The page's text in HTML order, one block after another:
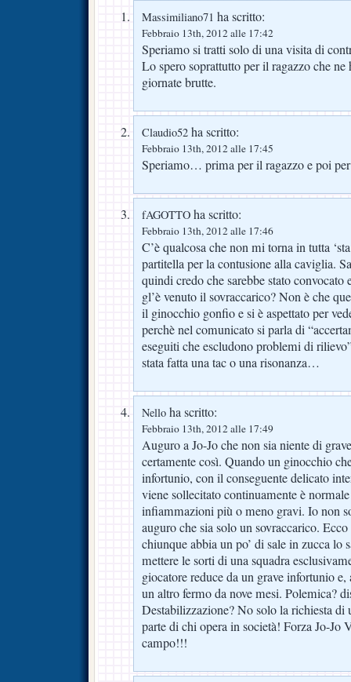
Massimiliano71 ha scritto:
Febbraio 13th, 2012 alle 17:42
Speriamo si tratti solo di una visita di
Lo spero soprattutto per il ragazzo che ne
giornate brutte.
Claudio52 ha scritto:
Febbraio 13th, 2012 alle 17:45
Speriamo… prima per il ragazzo e poi
fAGOTTO ha scritto:
Febbraio 13th, 2012 alle 17:46
C’è qualcosa che non mi torna in tutta
partitella per la contusione alla caviglia.
quindi credo che sarebbe stato convocato
gl’è venuto il sovraccarico? Non è che
il ginocchio gonfio e si è aspettato per
perchè nel comunicato si parla di
eseguiti che escludono problemi di
stata fatta una tac o una risonanza…
Nello ha scritto:
Febbraio 13th, 2012 alle 17:49
Auguro a Jo-Jo che non sia niente di
certamente così. Quando un ginocchio
infortunio, con il conseguente delicato
viene sollecitato continuamente è
infiammazioni più o meno gravi. Io non
auguro che sia solo un sovraccarico.
chiunque abbia un po’ di sale in zucca lo
mettere le sorti di una squadra
giocatore reduce da un grave infortunio
un altro fermo da nove mesi. Polemica?
Destabilizzazione? No solo la richiesta di
parte di chi opera in società! Forza Jo-Jo
campo!!!